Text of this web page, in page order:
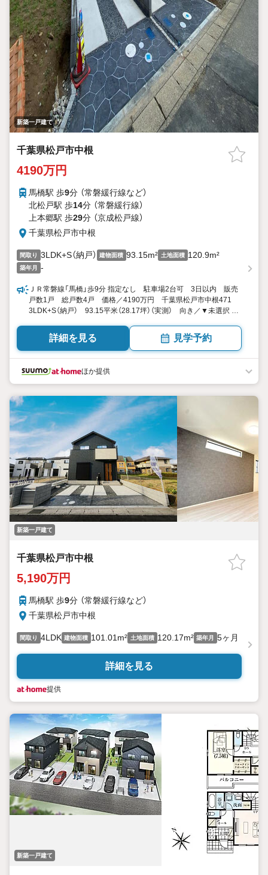
新築一戸建て
千葉県松戸市中根
4190万円
馬橋駅 歩9分 （常磐緩行線など）
北松戸駅 歩14分 （常磐緩行線）
上本郷駅 歩29分 （京成松戸線）
千葉県松戸市中根
間取り 3LDK+S（納戸） 建物面積 93.15m² 土地面積 120.9m²
築年月 -
ＪＲ常磐線「馬橋」歩9分 指定なし 駐車場2台可 3日以内 販売
戸数1戸 総戸数4戸 価格／4190万円 千葉県松戸市中根471
3LDK+S（納戸） 93.15平米（28.17坪）（実測） 向き／▼未選択 by
詳細を見る 見学予約
ほか提供
新築一戸建て
千葉県松戸市中根
5,190万円
馬橋駅 歩9分 （常磐緩行線など）
千葉県松戸市中根
間取り 4LDK 建物面積 101.01m² 土地面積 120.17m² 築年月 5ヶ月
詳細を見る
提供
新築一戸建て